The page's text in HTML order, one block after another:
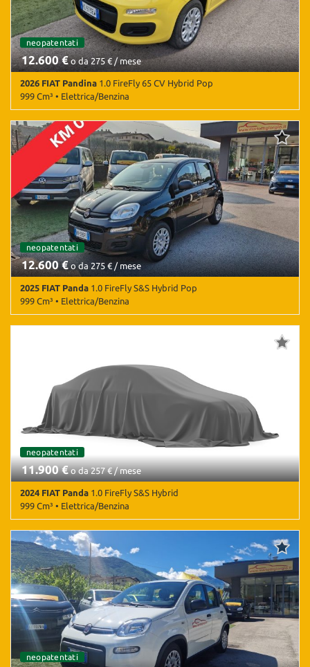
pioggia • Sensori di parcheggio posteriori • Servosterzo •
Specchietti laterali elettrici • Vetri oscurati
neopatentati
12.600 €o da 275 € / mese
2026 FIAT Pandina 1.0 FireFly 65 CV Hybrid Pop
999 Cm³ • Elettrica/Benzina
2.500 Km • Cambio Manuale (6) • Giallo metallizzato • 5 Porte •
ABS • Airbag • Airbag laterali • Airbag Passeggero • Airbag testa •
Android Auto • Apple CarPlay • Autoradio • Bluetooth • Bracciolo •
Chiusura centralizzata • Climatizzatore • Controllo elettronico
della corsia • Controllo trazione • ESP • Frenata d'emergenza
assistita • Riconoscimento dei segnali stradali • Sensori di
parcheggio posteriori • Servosterzo
neopatentati
12.600 €o da 275 € / mese
2025 FIAT Panda 1.0 FireFly S&S Hybrid Pop
999 Cm³ • Elettrica/Benzina
23 Km • Cambio Manuale (6) • Nero metallizzato • 5 Porte • ABS •
Airbag • Airbag Passeggero • Airbag testa • Antifurto • Autoradio
• Bluetooth • Climatizzatore • Controllo trazione • ESP • Sensori di
parcheggio posteriori • Servosterzo
neopatentati
11.900 €o da 257 € / mese
2024 FIAT Panda 1.0 FireFly S&S Hybrid
999 Cm³ • Elettrica/Benzina
20.435 Km • Cambio Manuale (6) • Nero pastello • 5 Porte • ABS •
Airbag • Airbag Passeggero • Airbag testa • Antifurto • Chiusura
centralizzata • Climatizzatore • Controllo trazione • ESP •
Immobilizzatore elettronico • Servosterzo
neopatentati